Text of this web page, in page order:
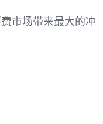
市场带来最大的冲